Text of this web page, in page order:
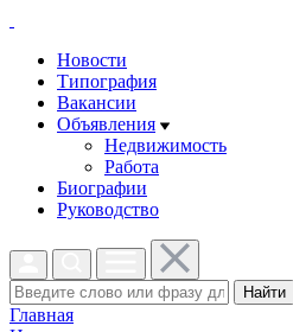
Новости
Типография
Вакансии
Объявления
Недвижимость
Работа
Биографии
Руководство
Найти
Главная